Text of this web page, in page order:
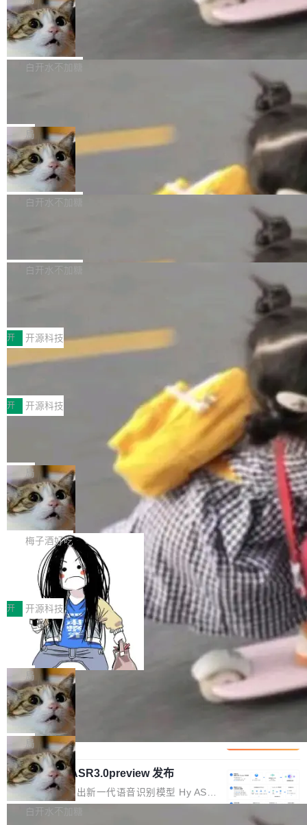
l 迁移或唤醒时，新宿主从 S3 恢复 SQLite 数据
库继续执行。存储库是持久化的唯一真相...
te 17 Pro、OPPO K15，要么是vivo X300 E这
样的次旗舰。 Galaxy Z Fold8 Ultra / Z Fold8 /
Z Flip8三款折叠屏新机均在7月22日发布，且全
部搭载骁龙8 Elite Gen5 for Galaxy，它们本该
本控制系统。目前处于 Early Access 阶段。 De
ltaDB 的核心思路直接写在 landing page 最显
眼的位置：「Software is made between com
mits」——软件是在 commit 之间写出来的。git
是把这段空隙补上。 回退到任何一次编辑：Delt
aDB 捕获 commit 之间的每一次操作，...
SpaceXAI 单季资本开支达 183 亿美元
根据风险投资人Tomer Tunguz 博客（VC 分
析）披露的最新分析与第二季度业绩报告，Spac
微软同期总资本开支的四成。 与亚马逊、Alpha
bet、微软以及 Meta 等传统科技巨头相比，Spa
ceXAI的资金消耗速度尤为引人瞩目。然而，支
撑庞大支出的资金来源却呈现出截然不同的面
貌。数据显示，微软和 Meta 主要依托充沛的经
白开水不加糖
一个在终端里运行的编程 agent；Muse Spark
1.2，驱动这个 agent 的新模型。一句话概括：
你可以用 curl -fsSL https://dev.meta.ai/install.
sh | bash 安装一个能在大项目里自动规划、写
代码、验证结果的 AI 终端工具。 据介绍，Muse
个主 agent 循环，外加一组后台 agent。这些后
局
美团开源 LoHoSearch，用知识图谱校
准 AI 能力认知
机器出题的前提，是让机器拥有全局视野。整个
构建流程可以分为四个环节：建图 → 控制难度
白开水不加糖
库，并将作为transport接入Mooncake TENT。
MPComm将作为一种传输引擎接入Mooncake T
ENT，实现零拷贝传输性能提升30%、非零拷贝
传输性能最高提升5倍。UCL-MPComm底层基
于自研UCL-Engine通信引擎，后续腾讯网平将
持续开源更多基于UCL-Engine的高性能通信组
件。 腾讯网平团队在UCL-MPComm中实现了一
个独立于业务线程的全局通信引擎（Engine），
白开水不加糖
型案例入选名单》，深信服“面向企业研发场景的
开源 AI 编程平台 CoStrict 应用”凭借卓越的技术
创新与落地成效成功入选。 全链路私有化部署，
助力企业AI研发安全落地 当前，越来越多企业已
经开始引入 AI Coding 工具，通过调用公有云模
型或企业内部部署模型提升研发效率。但随着 AI
Coding 从个人辅助工具逐步走向团队级、组织
级应用，企业在规模化落地过程中，对安全性、
可控性和代码质量提出了更高要求。 首先是数据
安全与合规要求。对于大多数普通研发场景，公
有云模型能够满足快速试用和效率提升的需求。
但对于金融、能源、医疗等对数据安全要求较...
开 开源科技
深信服AI算力网关入选工信部人工智能
前不久，工业和信息化部正式发布《2025年人工
智能应用典型案例名单》，集中展示人工智能在
各领域的应用成果，覆盖技术底座、行业赋能、
产品应用、支撑保障、专题等五大方向。深信服
AI算力网关（AI创新平台）成功入选！ 随着各行
各业的Agent走向规模化建设，算力构成形态逐
渐丰富，用户关注的重点也在发生变化：不只是
让AI用起来，还要进一步看清混合算力时代下，
Token花在哪里、算力是否被充分利用，以及持
续增长的AI成本该如何优化。 深信服AI算力网关
正是围绕这些实际问题，从Token治理和成本治
理两个方面，让用户的每一份算力都看得清、管
得住、用得稳、省得下、更安全！ 一、从现在开
始，Token使用一目...
开 开源科技
Jeff Dean 离开 Google：一个时代的结
束，一个实验室的开始
Google 员工编号 20。MapReduce 作者之一。
Bigtable 作者之一。TensorFlow 的作者之一。
Gemini 的架构师。Google 首席科学家。 Jeff D
ean 在 Google 工作了 27 年后，宣布离职。 他
不是一个人走。一同离开的还有 Sanjay Ghema
wat（Google 员工编号 23，Jeff Dean 二十多
年的编程搭档，MapReduce 和 Bigtable 的共同
作者）、Quoc Le（Google 大脑核心成员，Se
q2Seq 和 DocAI 的共同发明人）以及 Oriol Vin
yals（Gemini 联合负责人，AlphaSta...
局
🔥 SolonCode v2026.8.4 发布：界面
字体可调、22 种语言、记忆搜索增强
打开终端就能上岗的全中文编码智能体，这一轮
把「看得清、用母语、记得住」三件事一次补
齐。 SolonCode 是什么 SolonCode 是杭州无
耳科技研发的企业级终端编码智能体——一位全
中文驱动的数字员工，自主理解需求、规划步
骤、编写代码。不挑模型、不挑平台，curl 一行
装完即用。 开源地址：Gitee · GitCode · GitHu
b 安装 支持 Java 8+（8~26）、macOS / Linu
x / Windows / Harmony PC。 # macOS / Linu
x / Harmony PC curl -fsSL https://solon.noea
r.org/solon...
梅子酒好吃
让“代码语义理解”深度释放AI Coding
价值潜能：华为云码道（CodeArts）
代码仓技术解析
一、代码仓深度理解技术的作用与价值 在软件工
程实践中，代码仓是企业核心知识资产的主要载
体。企业级代码仓库通常包含数十万乃至数百万
个文件，其规模远超单次模型调用可承载的上下
文窗口。随着项目规模的持续扩张与代码历史的
不断累积，代码仓中的模块关系、接口契约、业
务逻辑等关键信息往往分散于数十乃至数百个文
件之中，形成高度复杂的知识关联网络。传统的
代码检索手段（如关键词匹配、目录遍历）仅能
在语法层面完成文本定位，难以触及代码的语义
内涵与结构关联，导致开发者使用代码智能体在
理解大规模代码仓时面临显著"代码仓理解"瓶
颈。 代码仓深度理解服务（以下简称" CodeBas
e深度理解服务"）是华为云码道（CodeA...
开 开源科技
一条“删库”命令跑 17 小时，算法工程
师删光 89TB 数据只为干私活
最高人民检察院8月4日公布了一起案件：北京一
名90后算法工程师王某，为了给自己接的私活腾
服务器空间，删光了公司AI游戏部门的全部核心
数据。 王某2024年1月入职东城区某科技公司AI
短剧部门，有互联网大厂背景。在公司内部架构
调整期间，部门三次通知全员将数据从A集群迁
移到B集群，王某都回复了"收到"。 他没有迁移
数据。2024年9月3日下午4点，他使用此前登录
的账号密码进入A集群，输入了一条被程序员圈
称为"删库跑路"的命令——最高管理员权限、无
局
Cloudflare 分享推理优化实践：KV ca
che 量化 + 权重压缩，吞吐量提升 4
1%，成本降 30%
Kimi 和 GLM 是当前最强的大模型系列之一，但
它们有一个共同的问题：太吃显存了。月之暗面
的 Kimi K 系列和智谱的 GLM 都是长上下文、M
oE 架构的大模型，好用到让人上瘾，但 GPU 显
存永远不够用。 Cloudflare 的 Workers AI 团队
一直在跑这些模型的推理。他们在官方博客上发
局
腾讯混元 Hy ASR3.0preview 发布
腾讯混元正式推出新一代语音识别模型 Hy ASR
3.0preview。基于最新一代大语言模型 Hy3 的
白开水不加糖